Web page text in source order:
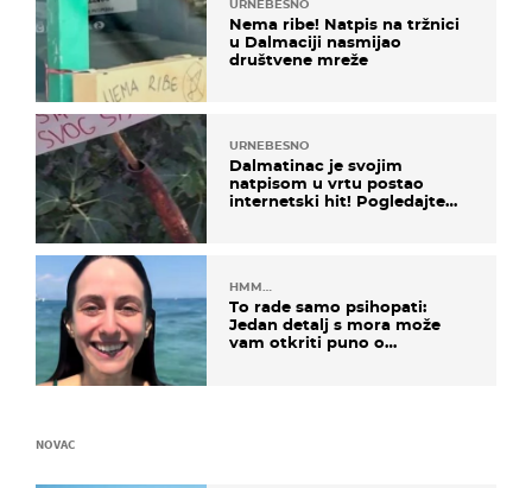
URNEBESNO
Nema ribe! Natpis na tržnici
u Dalmaciji nasmijao
društvene mreže
URNEBESNO
Dalmatinac je svojim
natpisom u vrtu postao
internetski hit! Pogledajte
HMM…
To rade samo psihopati:
Jedan detalj s mora može
vam otkriti puno o
NOVAC